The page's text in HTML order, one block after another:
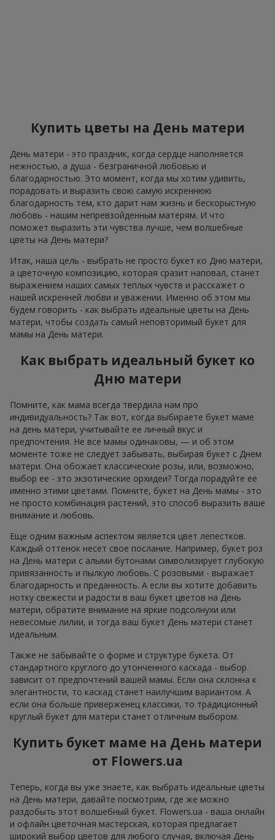
Купить цветы на День матери
День матери - это праздник, когда сердце наполняется
нежностью, а душа - безграничной любовью и
благодарностью. Это момент, когда мы хотим удивить,
порадовать и выразить свою самую искреннюю
благодарность тем, кто дарит нам жизнь и бескорыстную
любовь - нашим непревзойденным матерям. И что
поможет выразить эти чувства лучше, чем волшебные
цветы на День матери?
Итак, наша цель - выбрать не просто букет ко Дню матери,
а цветочную композицию, которая сразит наповал, станет
выражением наших самых теплых чувств и расскажет о
нашей искренней любви и уважении. Именно об этом мы
будем говорить - как выбрать идеальные цветы на День
матери, чтобы создать самый неповторимый букет для
мамы на День матери.
Как выбрать идеальный букет ко
Дню матери
Помните, как мама всегда твердила нам про
индивидуальность? Так вот, когда выбираете букет маме
на день матери, учитывайте ее личный вкус и
предпочтения. Не все мамы одинаковы, — и об этом
моменте тоже не следует забывать, выбирая букет с Днем
матери. Она обожает классические розы, или, возможно,
выбор ее - это экзотические орхидеи? Тогда порадуйте ее
именно этими цветами. Помните, букет на День мамы - это
не просто комбинация растений, это способ выразить ваше
внимание и любовь.
Еще одним важным аспектом является цвет лепестков.
Каждый оттенок несет свое послание. Например, букет роз
на День матери с алыми бутонами символизирует глубокую
привязанность и пылкую любовь. С розовыми - выражает
благодарность и преданность. А если вы хотите добавить
нотку свежести и радости в ваш букет цветов на День
матери, обратите внимание на яркие подсолнухи или
невесомые лилии, и тогда ваш букет День матери станет
идеальным.
Также не забывайте о форме и структуре букета. От
стандартного круглого до утонченного каскада - выбор
зависит от предпочтений вашей мамы. Если она склонна к
элегантности, то каскад станет наилучшим вариантом. А
если она больше приверженец классики, то традиционный
круглый букет для матери станет отличным выбором.
Купить букет маме на День матери
от Flowers.ua
Теперь, когда вы уже знаете, как выбрать идеальные цветы
на День матери, давайте посмотрим, где же можно
раздобыть этот волшебный букет. Flowers.ua - ваша онлайн
и офлайн цветочная мастерская, которая предлагает
широкий выбор цветов для любого случая, включая День